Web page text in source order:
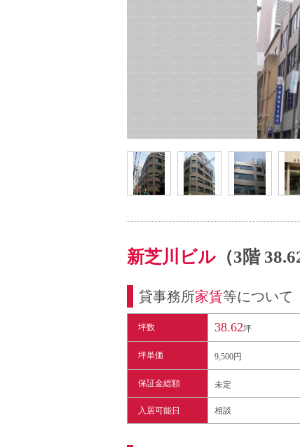
新芝川ビル （3階
貸事務所家賃等について
坪数 38.62坪
坪単価 9,500円
保証金総額 未定
入居可能日 相談